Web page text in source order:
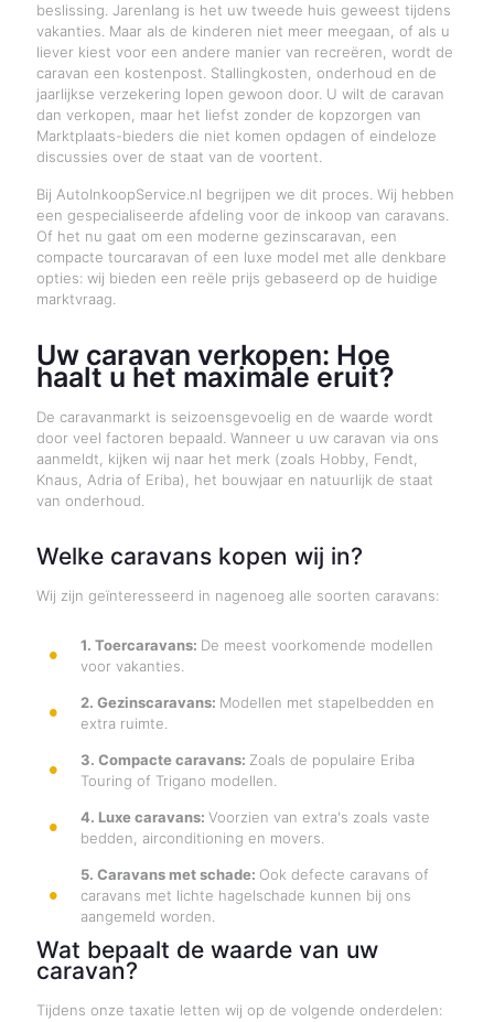
beslissing. Jarenlang is het uw tweede huis geweest tijdens
vakanties. Maar als de kinderen niet meer meegaan, of als u
liever kiest voor een andere manier van recreëren, wordt de
caravan een kostenpost. Stallingkosten, onderhoud en de
jaarlijkse verzekering lopen gewoon door. U wilt de caravan
dan verkopen, maar het liefst zonder de kopzorgen van
Marktplaats-bieders die niet komen opdagen of eindeloze
discussies over de staat van de voortent
Bij AutoInkoopService.nl begrijpen we dit proces. Wij hebben
een gespecialiseerde afdeling voor de inkoop van caravans.
Of het nu gaat om een moderne gezinscaravan, een
compacte tourcaravan of een luxe model met alle denkbare
opties: wij bieden een reële prijs gebaseerd op de huidige
marktvraag
Uw caravan verkopen: Hoe
haalt u het maximale eruit?
De caravanmarkt is seizoensgevoelig en de waarde wordt
door veel factoren bepaald. Wanneer u uw caravan via ons
aanmeldt, kijken wij naar het merk (zoals Hobby, Fendt,
Knaus, Adria of Eriba), het bouwjaar en natuurlijk de staat
van onderhoud.
Welke caravans kopen wij in?
Wij zijn geïnteresseerd in nagenoeg alle soorten caravans:
1. Toercaravans: De meest voorkomende modellen
voor vakanties.
2. Gezinscaravans: Modellen met stapelbedden en
extra ruimte.
3. Compacte caravans: Zoals de populaire Eriba
Touring of Trigano modellen.
4. Luxe caravans: Voorzien van extra's zoals vaste
bedden, airconditioning en movers.
5. Caravans met schade: Ook defecte caravans of
caravans met lichte hagelschade kunnen bij ons
aangemeld worden.
Wat bepaalt de waarde van uw
caravan?
Tijdens onze taxatie letten wij op de volgende onderdelen: